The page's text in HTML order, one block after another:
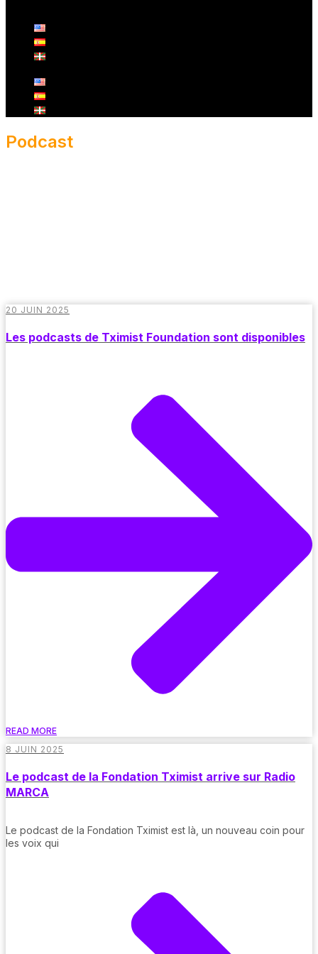
Podcast
20 JUIN 2025
Les podcasts de Tximist Foundation sont disponibles
READ MORE
8 JUIN 2025
Le podcast de la Fondation Tximist arrive sur Radio
MARCA
Le podcast de la Fondation Tximist est là, un nouveau coin pour
les voix qui